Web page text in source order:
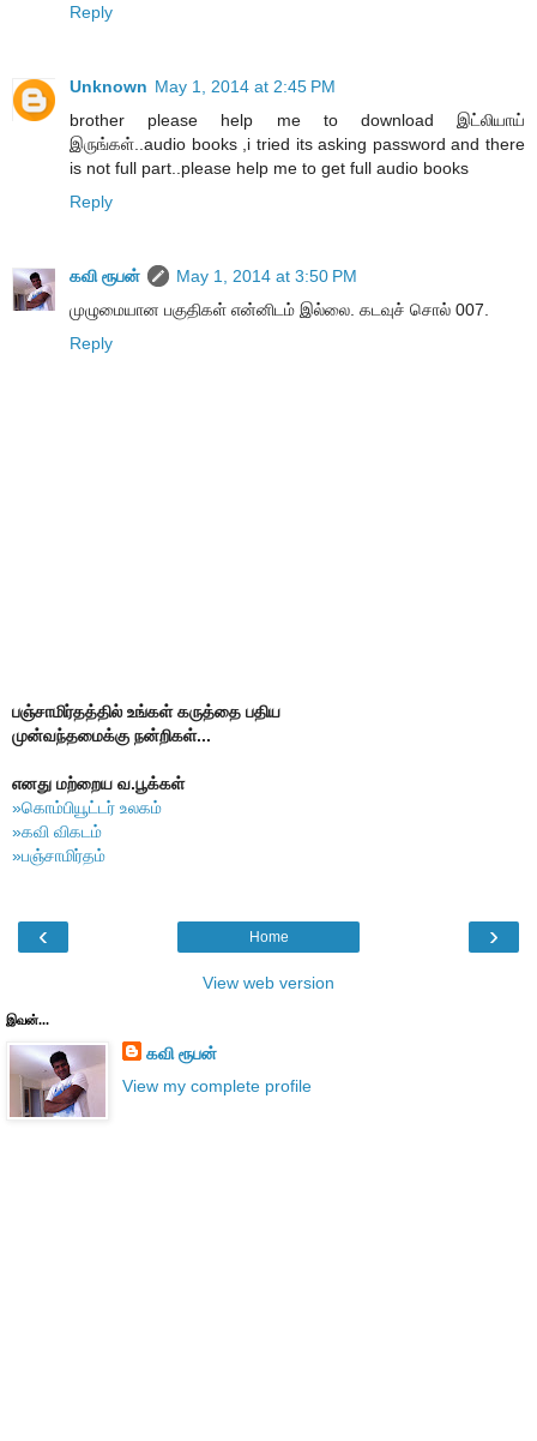
Reply
Unknown May 1, 2014 at 2:45 PM
brother please help me to download இட்லியாய்
இருங்கள்..audio books ,i tried its asking password and there
is not full part..please help me to get full audio books
Reply
கவி ரூபன்
May 1, 2014 at 3:50 PM
முழுமையான பகுதிகள் என்னிடம் இல்லை. கடவுச் சொல் 007.
Reply
பஞ்சாமிர்தத்தில் உங்கள் கருத்தை பதிய
முன்வந்தமைக்கு நன்றிகள்...
எனது மற்றைய வ.பூக்கள்
»கொம்பியூட்டர் உலகம்
»கவி விகடம்
»பஞ்சாமிர்தம்
‹ ›
Home
View web version
இவன்...
கவி ரூபன்
View my complete profile